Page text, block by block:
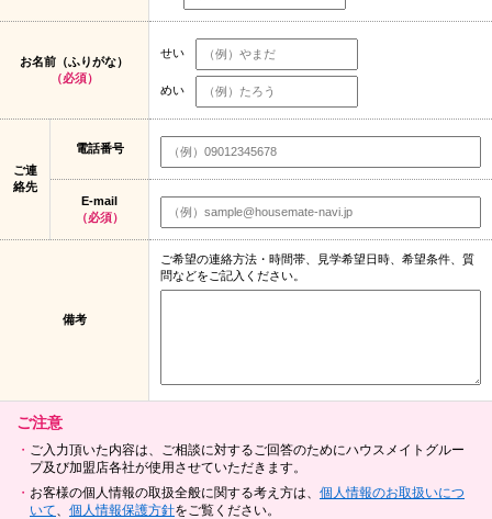
お名前（ふりがな）
（必須）
せい
めい
ご連
絡先
電話番号
E-mail
（必須）
備考
ご希望の連絡方法・時間帯、見学希望日時、希望条件、質
問などをご記入ください。
ご注意
ご入力頂いた内容は、ご相談に対するご回答のためにハウスメイトグルー
プ及び加盟店各社が使用させていただきます。
お客様の個人情報の取扱全般に関する考え方は、 個人情報のお取扱いにつ
いて
個人情報保護方針をご覧ください。